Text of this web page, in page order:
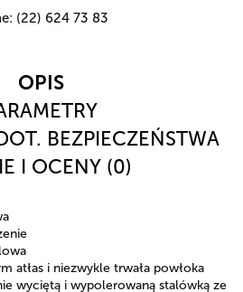
(22) 624 73 83
OPIS
BEZPIECZEŃSTWA
I OCENY (0)
atłas i niezwykle trwała powłoka
wyciętą i wypolerowaną stalówką ze